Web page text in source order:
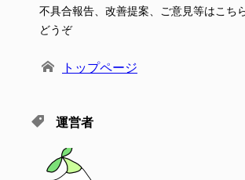
不具合報告、改善提案、ご意見等はこち
どうぞ
トップページ
運営者